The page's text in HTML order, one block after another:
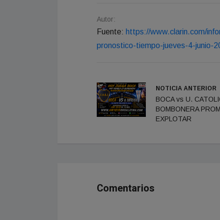
Autor:
Fuente: https://www.clarin.com/
pronostico-tiempo-jueves-4-junio-
NOTICIA ANTERIOR
BOCA vs U.
BOMBONERA
EXPLOTAR
Comentarios